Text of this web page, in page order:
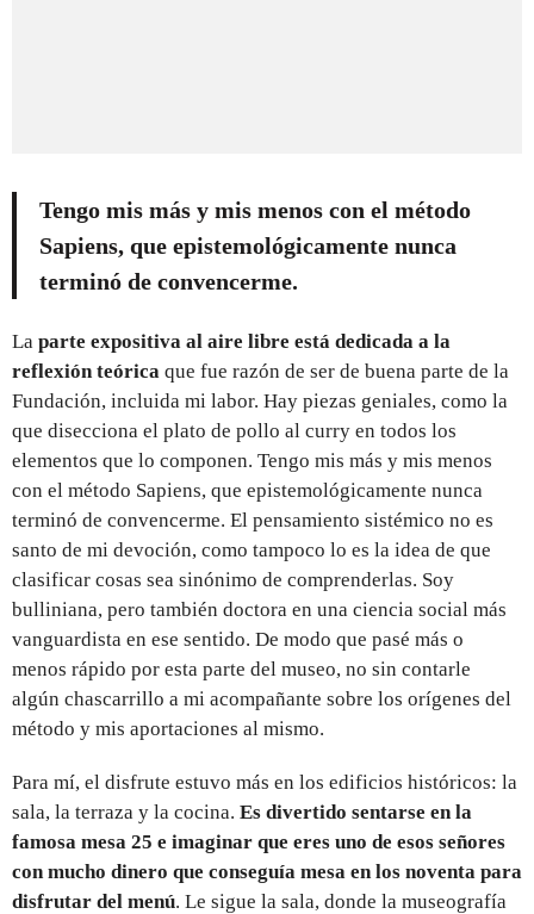
Tengo mis más y mis menos con el método
Sapiens, que epistemológicamente nunca
terminó de convencerme.
La parte expositiva al aire libre está dedicada a la
reflexión teórica que fue razón de ser de buena parte de la
Fundación, incluida mi labor. Hay piezas geniales, como la
que disecciona el plato de pollo al curry en todos los
elementos que lo componen. Tengo mis más y mis menos
con el método Sapiens, que epistemológicamente nunca
terminó de convencerme. El pensamiento sistémico no es
santo de mi devoción, como tampoco lo es la idea de que
clasificar cosas sea sinónimo de comprenderlas. Soy
bulliniana, pero también doctora en una ciencia social más
vanguardista en ese sentido. De modo que pasé más o
menos rápido por esta parte del museo, no sin contarle
algún chascarrillo a mi acompañante sobre los orígenes del
método y mis aportaciones al mismo.
Para mí, el disfrute estuvo más en los edificios históricos: la
sala, la terraza y la cocina. Es divertido sentarse en la
famosa mesa 25 e imaginar que eres uno de esos señores
con mucho dinero que conseguía mesa en los noventa para
disfrutar del menú. Le sigue la sala, donde la museografía